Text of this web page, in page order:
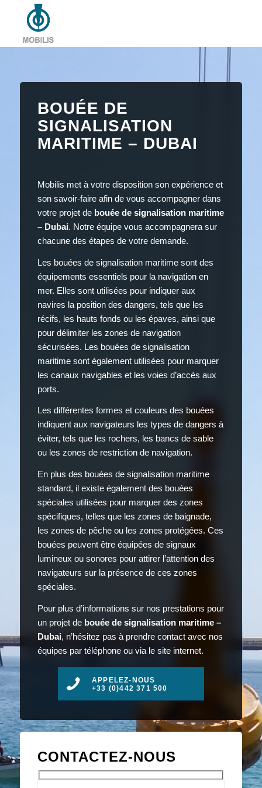
BOUÉE DE
SIGNALISATION
MARITIME – DUBAI
Mobilis met à votre disposition son expérience et
son savoir-faire afin de vous accompagner dans
votre projet de bouée de signalisation maritime
– Dubai. Notre équipe vous accompagnera sur
chacune des étapes de votre demande.
Les bouées de signalisation maritime sont des
équipements essentiels pour la navigation en
mer. Elles sont utilisées pour indiquer aux
navires la position des dangers, tels que les
récifs, les hauts fonds ou les épaves, ainsi que
pour délimiter les zones de navigation
sécurisées. Les bouées de signalisation
maritime sont également utilisées pour marquer
les canaux navigables et les voies d’accès aux
ports.
Les différentes formes et couleurs des bouées
indiquent aux navigateurs les types de dangers à
éviter, tels que les rochers, les bancs de sable
ou les zones de restriction de navigation.
En plus des bouées de signalisation maritime
standard, il existe également des bouées
spéciales utilisées pour marquer des zones
spécifiques, telles que les zones de baignade,
les zones de pêche ou les zones protégées. Ces
bouées peuvent être équipées de signaux
lumineux ou sonores pour attirer l’attention des
navigateurs sur la présence de ces zones
spéciales.
Pour plus d’informations sur nos prestations pour
un projet de bouée de signalisation maritime –
Dubai, n’hésitez pas à prendre contact avec nos
équipes par téléphone ou via le site internet.
APPELEZ-NOUS
+33 (0)442 371 500
CONTACTEZ-NOUS